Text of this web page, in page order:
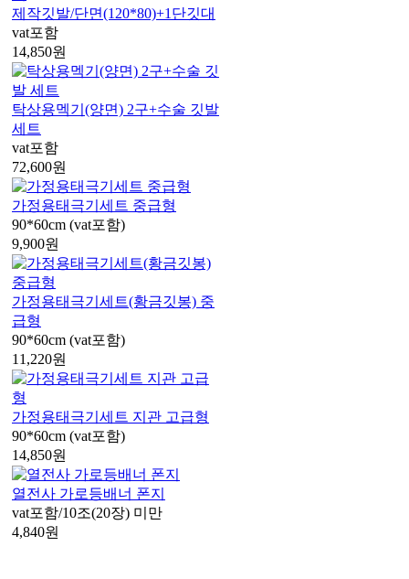
제작깃발/단면(120*80)+1단깃대
vat포함
14,850원
탁상용멕기(양면) 2구+수술 깃발
세트
vat포함
72,600원
가정용태극기세트 중급형
90*60cm (vat포함)
9,900원
가정용태극기세트(황금깃봉) 중
급형
90*60cm (vat포함)
11,220원
가정용태극기세트 지관 고급형
90*60cm (vat포함)
14,850원
열전사 가로등배너 폰지
vat포함/10조(20장) 미만
4,840원